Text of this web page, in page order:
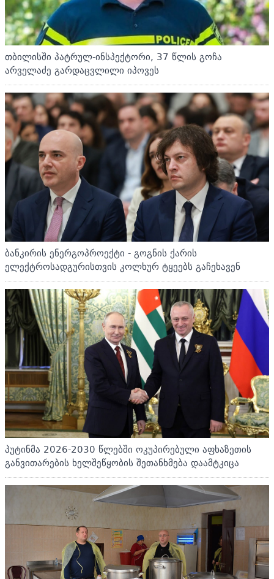
თბილისში პატრულ-ინსპექტორი, 37 წლის გოჩა
არველაძე გარდაცვლილი იპოვეს
ბანკირის ენერგოპროექტი - გოგნის ქარის
ელექტროსადგურისთვის კოლხურ ტყეებს გაჩეხავენ
პუტინმა 2026-2030 წლებში ოკუპირებული აფხაზეთის
განვითარების ხელშეწყობის შეთანხმება დაამტკიცა